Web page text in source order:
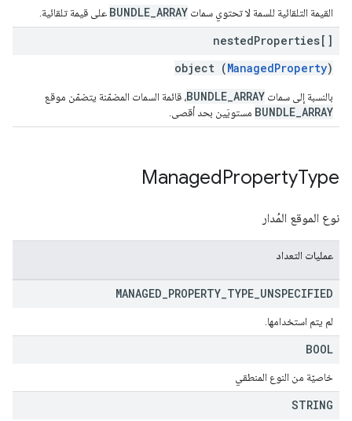
القيمة التلقائية للسمة لا تحتوي سمات BUNDLE_ARRAY على قيمة تلقائية.
nestedProperties[]
object (ManagedProperty)
بالنسبة إلى سمات BUNDLE_ARRAY، قائمة السمات المضمّنة يتضمّن موقع
BUNDLE_ARRAY مستويَين بحد أقصى.
ManagedPropertyType
نوع الموقع المُدار
عمليات التعداد
MANAGED PROPERTY TYPE UNSPECIFIED
لم يتم استخدامها.
BOOL
خاصيّة من النوع المنطقي
STRING